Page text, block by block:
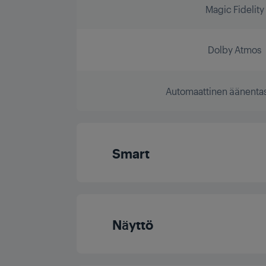
Magic Fidelity
Dolby Atmos
Automaattinen
Smart
Näyttö